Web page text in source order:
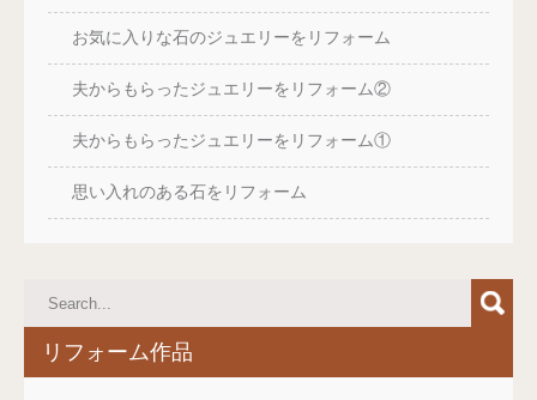
お気に入りな石のジュエリーをリフォーム
夫からもらったジュエリーをリフォーム②
夫からもらったジュエリーをリフォーム①
思い入れのある石をリフォーム
リフォーム作品